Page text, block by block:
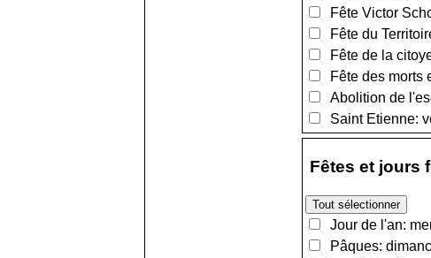
Fête Victor
Fête du
Fête de la
Fête des morts
Abolition de
Saint Etienne:
Fêtes et jours
Jour de l'an:
Pâques: